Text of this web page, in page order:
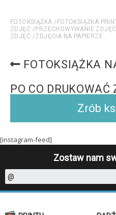
FOTOKSIĄŻKA FOTOKSIĄŻKA
ZDJĘĆ
PRZECHOWYWANIE ZDJĘĆ
ZDJĘĆ
ZDJĘCIA NA PAPIERZE
FOTOKSIĄŻKA
PO CO DRUKOWAĆ
Zrób
[instagram-feed]
Zostaw nam